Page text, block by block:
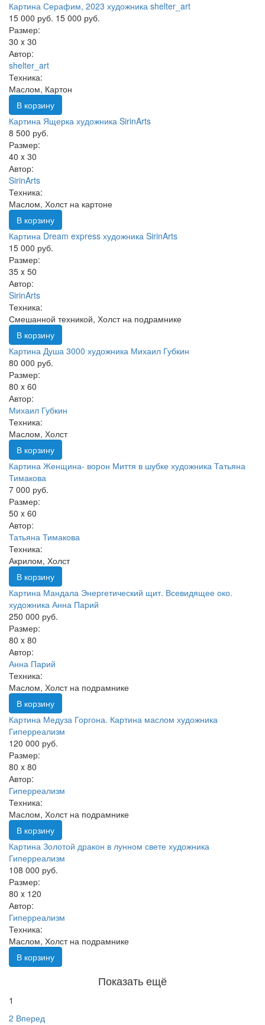
Картина Серафим, 2023 художника shelter_art
15 000 руб. 15 000 руб.
Размер:
30 x 30
Автор:
shelter_art
Техника:
Маслом, Картон
В корзину
Картина Ящерка художника SirinArts
8 500 руб.
Размер:
40 x 30
Автор:
SirinArts
Техника:
Маслом, Холст на картоне
В корзину
Картина Dream express художника SirinArts
15 000 руб.
Размер:
35 x 50
Автор:
SirinArts
Техника:
Смешанной техникой, Холст на подрамнике
В корзину
Картина Душа 3000 художника Михаил Губкин
80 000 руб.
Размер:
80 x 60
Автор:
Михаил Губкин
Техника:
Маслом, Холст
В корзину
Картина Женщина- ворон Миття в шубке художника Татьяна
Тимакова
7 000 руб.
Размер:
50 x 60
Автор:
Татьяна Тимакова
Техника:
Акрилом, Холст
В корзину
Картина Мандала Энергетический щит. Всевидящее око.
художника Анна Парий
250 000 руб.
Размер:
80 x 80
Автор:
Анна Парий
Техника:
Маслом, Холст на подрамнике
В корзину
Картина Медуза Горгона. Картина маслом художника
Гиперреализм
120 000 руб.
Размер:
80 x 80
Автор:
Гиперреализм
Техника:
Маслом, Холст на подрамнике
В корзину
Картина Золотой дракон в лунном свете художника
Гиперреализм
108 000 руб.
Размер:
80 x 120
Автор:
Гиперреализм
Техника:
Маслом, Холст на подрамнике
В корзину
Показать ещё
1
2 Вперед